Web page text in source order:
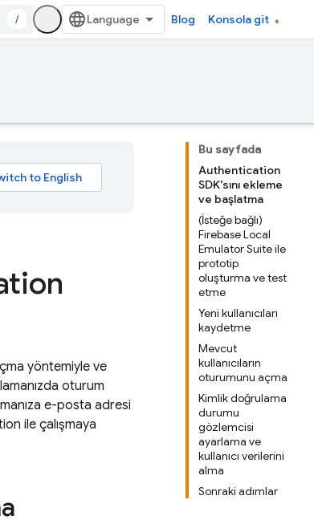
/ Blog Konsola git
Bu sayfada
Authentication
SDK'sını ekleme
ve başlatma
(İsteğe bağlı)
Firebase Local
Emulator Suite ile
prototip
oluşturma ve test
etme
Yeni kullanıcıları
kaydetme
Mevcut
kullanıcıların
oturumunu açma
Kimlik doğrulama
durumu
gözlemcisi
ayarlama ve
kullanıcı verilerini
alma
Sonraki adımlar
yöntemiyle ve
oturum
e-posta adresi
ile çalışmaya